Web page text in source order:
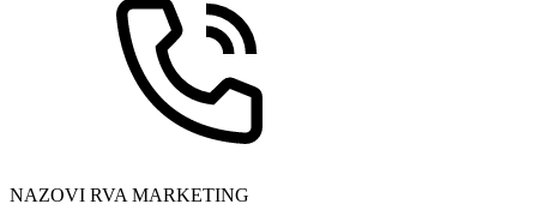
NAZOVI RVA MARKETING